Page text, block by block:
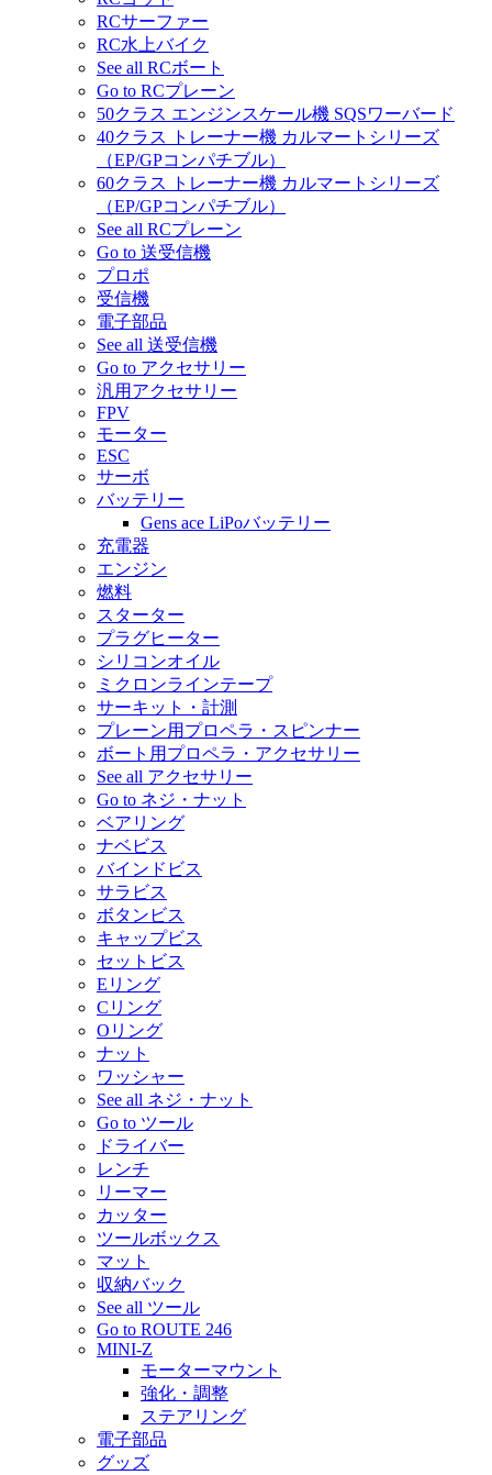
RCサーファー
RC水上バイク
See all RCボート
Go to RCプレーン
50クラス エンジンスケール機 SQSワーバード
40クラス トレーナー機 カルマートシリーズ
（EP/GPコンパチブル）
60クラス トレーナー機 カルマートシリーズ
（EP/GPコンパチブル）
See all RCプレーン
Go to 送受信機
プロポ
受信機
電子部品
See all 送受信機
Go to アクセサリー
汎用アクセサリー
FPV
モーター
ESC
サーボ
バッテリー
Gens ace LiPoバッテリー
充電器
エンジン
燃料
スターター
プラグヒーター
シリコンオイル
ミクロンラインテープ
サーキット・計測
プレーン用プロペラ・スピンナー
ボート用プロペラ・アクセサリー
See all アクセサリー
Go to ネジ・ナット
ベアリング
ナベビス
バインドビス
サラビス
ボタンビス
キャップビス
セットビス
Eリング
Cリング
Oリング
ナット
ワッシャー
See all ネジ・ナット
Go to ツール
ドライバー
レンチ
リーマー
カッター
ツールボックス
マット
収納バック
See all ツール
Go to ROUTE 246
MINI-Z
モーターマウント
強化・調整
ステアリング
電子部品
グッズ